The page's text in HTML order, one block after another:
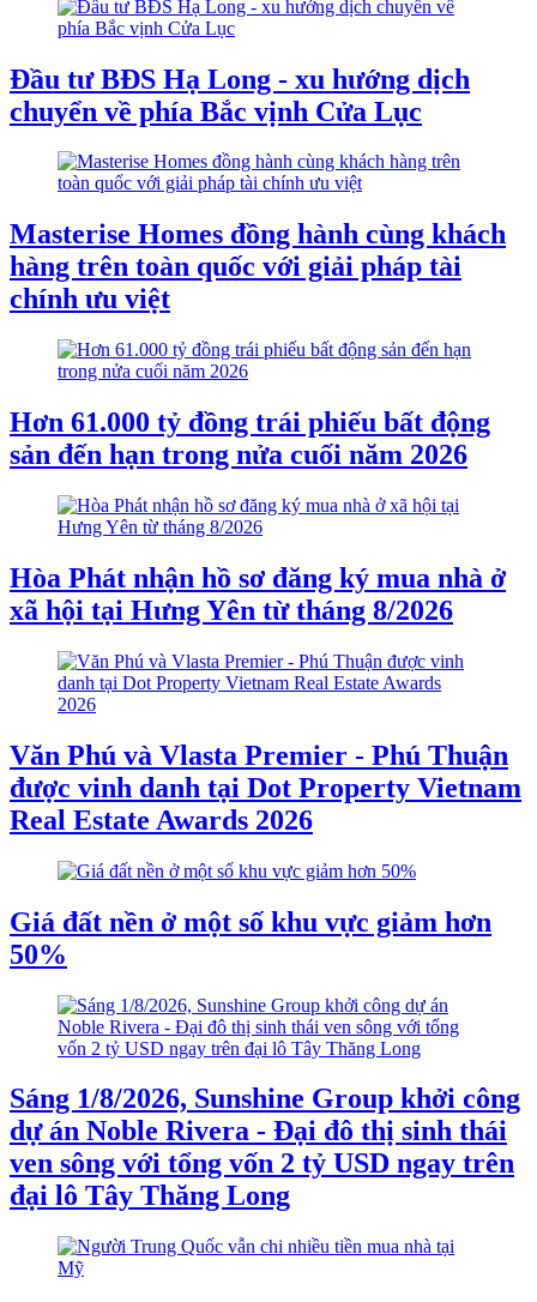
Đầu tư BĐS Hạ Long - xu hướng dịch
chuyển về phía Bắc vịnh Cửa Lục
Masterise Homes đồng hành cùng khách
hàng trên toàn quốc với giải pháp tài
chính ưu việt
Hơn 61.000 tỷ đồng trái phiếu bất động
sản đến hạn trong nửa cuối năm 2026
Hòa Phát nhận hồ sơ đăng ký mua nhà ở
xã hội tại Hưng Yên từ tháng 8/2026
Văn Phú và Vlasta Premier - Phú Thuận
được vinh danh tại Dot Property Vietnam
Real Estate Awards 2026
Giá đất nền ở một số khu vực giảm hơn
50%
Sáng 1/8/2026, Sunshine Group khởi công
dự án Noble Rivera - Đại đô thị sinh thái
ven sông với tổng vốn 2 tỷ USD ngay trên
đại lô Tây Thăng Long